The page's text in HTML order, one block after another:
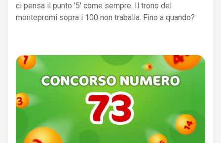
ci pensa il punto '5' come sempre. Il trono del
montepremi sopra i 100 non traballa. Fino a quando?